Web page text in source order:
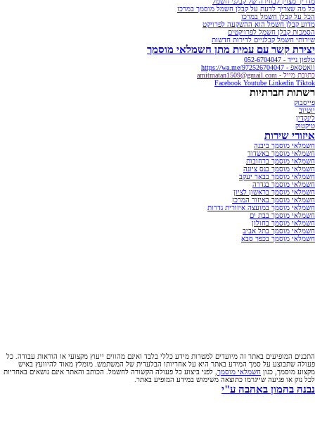
כל מה שצריך לדעת על קבלן חשמל מוסמך במרכז
הכל על קבלן חשמל במרכז
מדוע קבלן חשמל הוא ההשקעה לפרויקט
הסמכות קבלן חשמל לפרויקטים
שירותי חשמל קבלניים לדירות חדשות
יצירת קשר עם עמית מתן חשמלאי מוסמך
טלפון נייד - 052-6704047
וואטסאפ - https://wa.me/972526704047
כתובת מייל - amitmatan1509@gmail.com
Facebook Youtube Linkedin Tiktok
רשתות חברתיות
פייסבוק
יוטיוב
לינקדין
טיקטוק
איזורי שירות
חשמלאי מוסמך ביבנה
חשמלאי מוסמך באשדוד
חשמלאי מוסמך ברחובות
חשמלאי מוסמך בנס ציונה
חשמלאי מוסמך בבאר יעקב
חשמלאי מוסמך בגדרה
חשמלאי מוסמך בראשון לציון
חשמלאי מוסמך באיזור המרכז
חשמלאי מוסמך במועצה איזורית גדרות
חשמלאי מוסמך בבת ים
חשמלאי מוסמך בחולון
חשמלאי מוסמך בתל אביב
חשמלאי מוסמך בכפר סבא
התכנים המופיעים באתר זה מיועדים למטרות מידע כללי בלבד ואינם מהווים ייעוץ מקצועי או הוראות עבודה. כל
פעולה שתבוצע על סמך המידע באתר היא על אחריותו הבלעדית של המשתמש. מומלץ מאוד להיוועץ באיש
מקצוע מוסמך, כגון חשמלאי מוסמך , לפני ביצוע כל פעולה הקשורה לחשמל. הכותב והאתר אינם נושאים באחריות
לכל נזק או פגיעה שייגרמו כתוצאה משימוש במידע המופיע באתר.
נבנה בהמון באהבה ע"י